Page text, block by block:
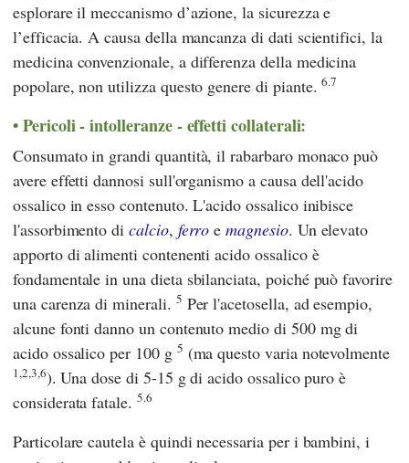
esplorare il meccanismo d’azione, la sicurezza e
l’efficacia. A causa della mancanza di dati scientifici, la
medicina convenzionale, a differenza della medicina
popolare, non utilizza questo genere di piante.6.7
Pericoli - intolleranze - effetti collaterali:
Consumato in grandi quantità, il rabarbaro monaco può
avere effetti dannosi sull'organismo a causa dell'acido
ossalico in esso contenuto. L'acido ossalico inibisce
l'assorbimento dicalcio, ferro emagnesio. Un elevato
apporto di alimenti contenenti acido ossalico è
fondamentale in una dieta sbilanciata, poiché può favorire
una carenza di minerali. 5 Per l'acetosella, ad esempio,
alcune fonti danno un contenuto medio di 500 mg di
acido ossalico per 100 g 5 (ma questo varia notevolmente
1,2,3,6). Una dose di 5-15 g di acido ossalico puro è
considerata fatale. 5.6
Particolare cautela è quindi necessaria per i bambini, i